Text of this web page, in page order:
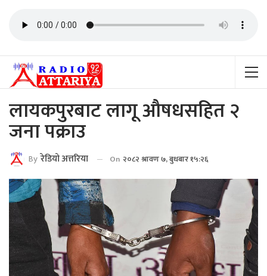
लायकपुरबाट लागू औषधसहित २
जना पक्राउ
By रेडियाे अत्तरिया On २०८२ श्रावण ७, बुधबार १५:२६